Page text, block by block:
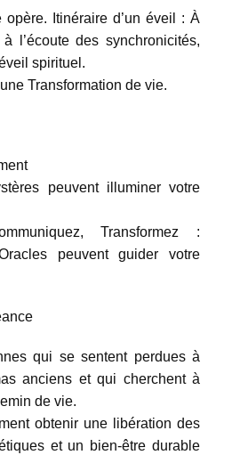
opère. Itinéraire d’un éveil : À
l’écoute des synchronicités,
spirituel.
Transformation de vie.
peuvent illuminer votre
Transformez :
peuvent guider votre
qui se sentent perdues à
anciens et qui cherchent à
de vie.
obtenir une libération des
et un bien-être durable